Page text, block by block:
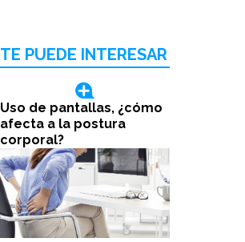
TE PUEDE INTERESAR
Uso de pantallas, ¿cómo
afecta a la postura
corporal?